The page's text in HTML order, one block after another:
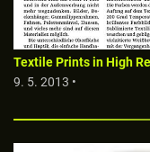
Textile Prints in High
9. 5. 2013 •